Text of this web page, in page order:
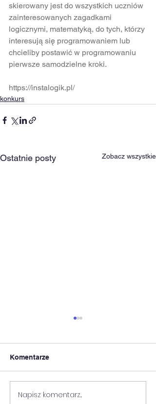
skierowany jest do wszystkich uczniów
zainteresowanych zagadkami
logicznymi, matematyką, do tych, którzy
interesują się programowaniem lub
chcieliby postawić w programowaniu
pierwsze samodzielne kroki.
https://instalogik.pl/
konkurs
Ostatnie posty Zobacz wszystkie
II TURNIEJ SZACHOWY
Komentarze
Napisz komentarz...